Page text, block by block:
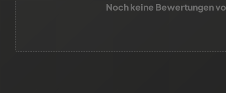
Noch keine Bewertungen